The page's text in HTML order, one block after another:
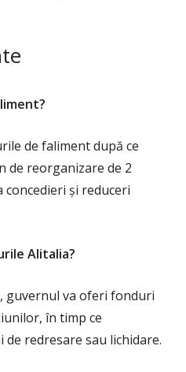
de faliment după ce
de reorganizare de 2
concedieri și reduceri
Alitalia?
guvernul va oferi fonduri
în timp ce
redresare sau lichidare.